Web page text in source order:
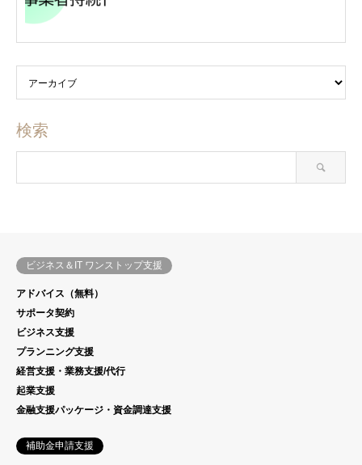
検索
ビジネス＆IT ワンストップ支援
アドバイス（無料）
サポータ契約
ビジネス支援
プランニング支援
経営支援・業務支援/代行
起業支援
金融支援パッケージ・資金調達支援
補助金申請支援